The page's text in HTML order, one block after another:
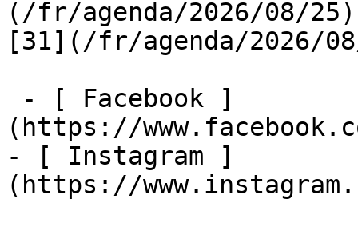
(/fr/agenda/2026/08/
[31](/fr/agenda/
(https://
- [ Instagram ]
(https://